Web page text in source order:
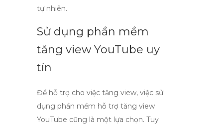
tự nhiên.
Sử dụng phần mềm
tăng view YouTube uy
tín
Để hỗ trợ cho việc tăng view, việc sử
dụng phần mềm hỗ trợ tăng view
YouTube cũng là một lựa chọn. Tuy